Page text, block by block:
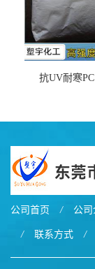
抗UV耐寒
公司首页 / 公司
/ 联系方式 /